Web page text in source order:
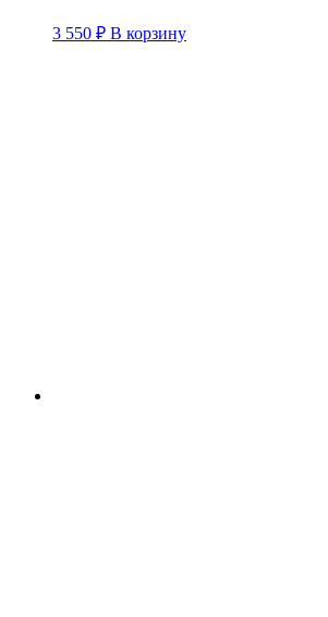
3 550 ₽ В корзину